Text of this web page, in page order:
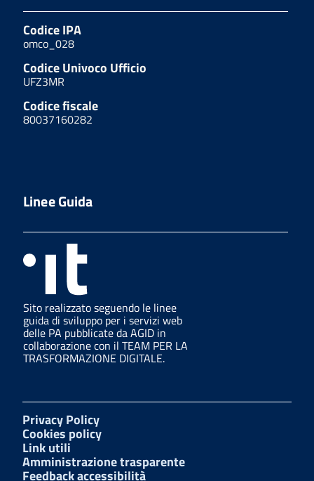
Codice IPA
omco_028
Codice Univoco Ufficio
UFZ3MR
Codice fiscale
80037160282
Linee Guida
Sito realizzato seguendo le linee
guida di sviluppo per i servizi web
delle PA pubblicate da AGID in
collaborazione con il TEAM PER LA
TRASFORMAZIONE DIGITALE.
Privacy Policy
Cookies policy
Link utili
Amministrazione trasparente
Feedback accessibilità